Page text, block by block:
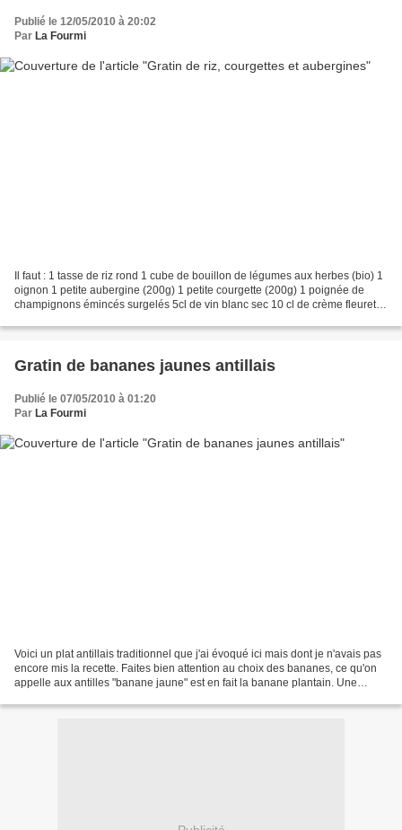
Publié le 12/05/2010 à 20:02
Par La Fourmi
Il faut : 1 tasse de riz rond 1 cube de bouillon de légumes aux herbes (bio) 1
oignon 1 petite aubergine (200g) 1 petite courgette (200g) 1 poignée de
champignons émincés surgelés 5cl de vin blanc sec 10 cl de crème fleurette
Gratin de bananes jaunes antillais
Publié le 07/05/2010 à 01:20
Par La Fourmi
Voici un plat antillais traditionnel que j'ai évoqué ici mais dont je n'avais pas
encore mis la recette. Faites bien attention au choix des bananes, ce qu'on
appelle aux antilles "banane jaune" est en fait la banane plantain. Une